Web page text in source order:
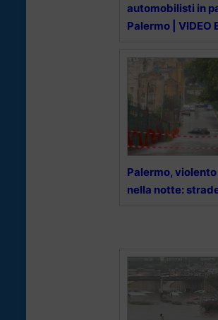
automobilisti in
Palermo | VIDEO
Palermo,
nella notte: